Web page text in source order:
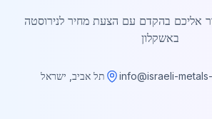
אליכם בהקדם עם הצעת מחיר לנירוסטה
באשקלון
info@israeli- תל אביב, ישראל